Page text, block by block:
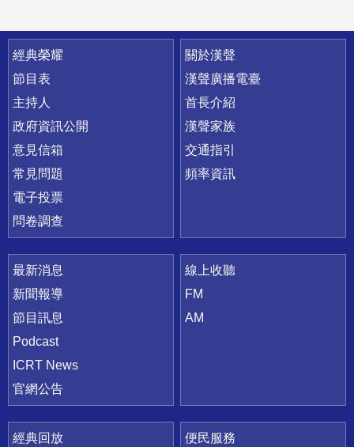
快速連結
經典榮耀
節目表
主持人
政府資訊公開
意見信箱
常見問題
電子投票
問卷調查
關於漢聲
漢聲廣播電臺
首長介紹
漢聲家族
交通指引
頻率資訊
最新消息
新聞報導
節目訊息
Podcast
ICRT News
官網公告
線上收聽
FM
AM
經典回放
便民服務